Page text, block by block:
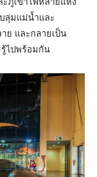
ลุ่มแม่น้ำและ
ย และกลายเป็น
ไปพร้อมกัน